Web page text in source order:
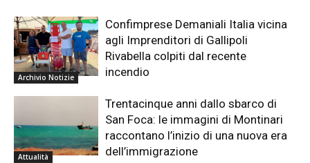
Archivio Notizie
Confimprese Demaniali Italia vicina
agli Imprenditori di Gallipoli
Rivabella colpiti dal recente
incendio
Attualità
Trentacinque anni dallo sbarco di
San Foca: le immagini di Montinari
raccontano l’inizio di una nuova era
dell’immigrazione